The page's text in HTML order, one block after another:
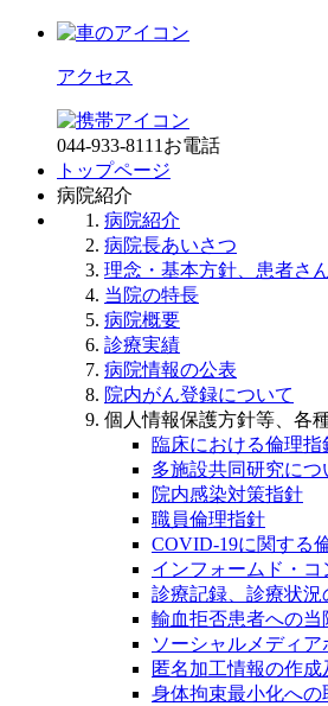
アクセス
044-933-8111 お電話
トップページ
病院紹介
病院紹介
病院長あいさつ
理念・基本方針、患者さ
当院の特長
病院概要
診療実績
病院情報の公表
院内がん登録について
個人情報保護方針等、各
臨床における倫理指
多施設共同研究につ
院内感染対策指針
職員倫理指針
COVID-19に関する
インフォームド・
診療記録、診療状況
輸血拒否患者への当
ソーシャルメディア
匿名加工情報の作
身体拘束最小化への